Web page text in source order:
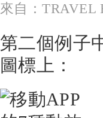
來自：TRAVEL
第二個例子
圖標上：